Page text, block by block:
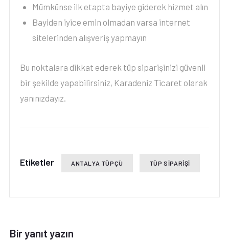
Mümkünse ilk etapta bayiye giderek hizmet alın
Bayiden iyice emin olmadan varsa internet
sitelerinden alışveriş yapmayın
Bu noktalara dikkat ederek tüp siparişinizi güvenli
bir şekilde yapabilirsiniz, Karadeniz Ticaret olarak
yanınızdayız.
Etiketler ANTALYA TÜPÇÜ TÜP SIPARIŞI
Bir yanıt yazın